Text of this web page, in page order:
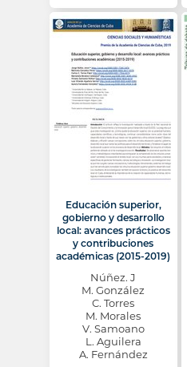
Educación superior,
gobierno y desarrollo
local: avances prácticos
y contribuciones
académicas (2015-2019)
Núñez. J
M. González
C. Torres
M. Morales
V. Samoano
L. Aguilera
A. Fernández